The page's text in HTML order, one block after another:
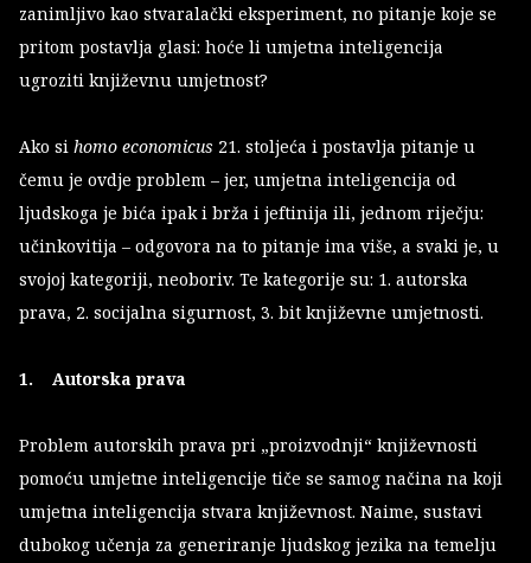
zanimljivo kao stvaralački eksperiment, no pitanje koje se
pritom postavlja glasi: hoće li umjetna inteligencija
ugroziti književnu umjetnost?
Ako si homo economicus 21. stoljeća i postavlja pitanje u
čemu je ovdje problem – jer, umjetna inteligencija od
ljudskoga je bića ipak i brža i jeftinija ili, jednom riječju:
učinkovitija – odgovora na to pitanje ima više, a svaki je, u
svojoj kategoriji, neoboriv. Te kategorije su: 1. autorska
prava, 2. socijalna sigurnost, 3. bit književne umjetnosti.
1. Autorska prava
Problem autorskih prava pri „proizvodnji“ književnosti
pomoću umjetne inteligencije tiče se samog načina na koji
umjetna inteligencija stvara književnost. Naime, sustavi
dubokog učenja za generiranje ljudskog jezika na temelju